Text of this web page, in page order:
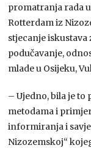
promatranja rada
Rotterdam iz
stjecanje iskustava
podučavanje,
mlade u Osijeku,
– Ujedno, bila je to
metodama i
informiranja i
Nizozemskoj“